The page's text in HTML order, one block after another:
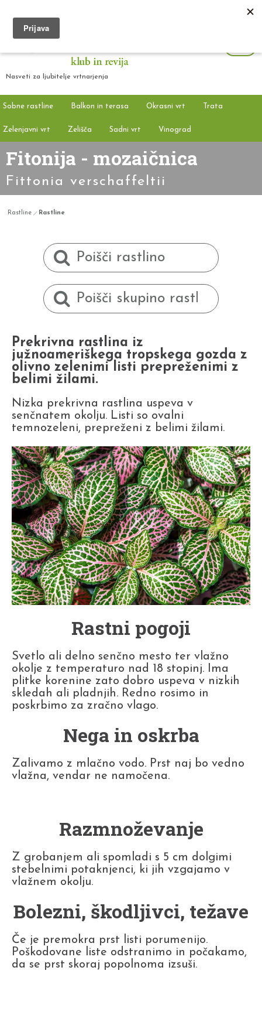
Nasveti za ljubitelje vrtnarjenja
Sobne rastline Balkon in terasa Okrasni vrt Trata
Zelenjavni vrt Zelišča Sadni vrt Vinograd
Fitonija - mozaičnica
Fittonia verschaffeltii
Rastline Rastline
Prekrivna rastlina iz
južnoameriškega tropskega gozda z
olivno zelenimi listi prepreženimi z
belimi žilami.
Nizka prekrivna rastlina uspeva v
senčnatem okolju. Listi so ovalni
temnozeleni, prepreženi z belimi žilami.
Rastni pogoji
Svetlo ali delno senčno mesto ter vlažno
okolje z temperaturo nad 18 stopinj. Ima
plitke korenine zato dobro uspeva v nizkih
skledah ali pladnjih. Redno rosimo in
poskrbimo za zračno vlago.
Nega in oskrba
Zalivamo z mlačno vodo. Prst naj bo vedno
vlažna, vendar ne namočena.
Razmnoževanje
Z grobanjem ali spomladi s 5 cm dolgimi
stebelnimi potaknjenci, ki jih vzgajamo v
vlažnem okolju.
Bolezni, škodljivci, težave
Če je premokra prst listi porumenijo.
Poškodovane liste odstranimo in počakamo,
da se prst skoraj popolnoma izsuši.